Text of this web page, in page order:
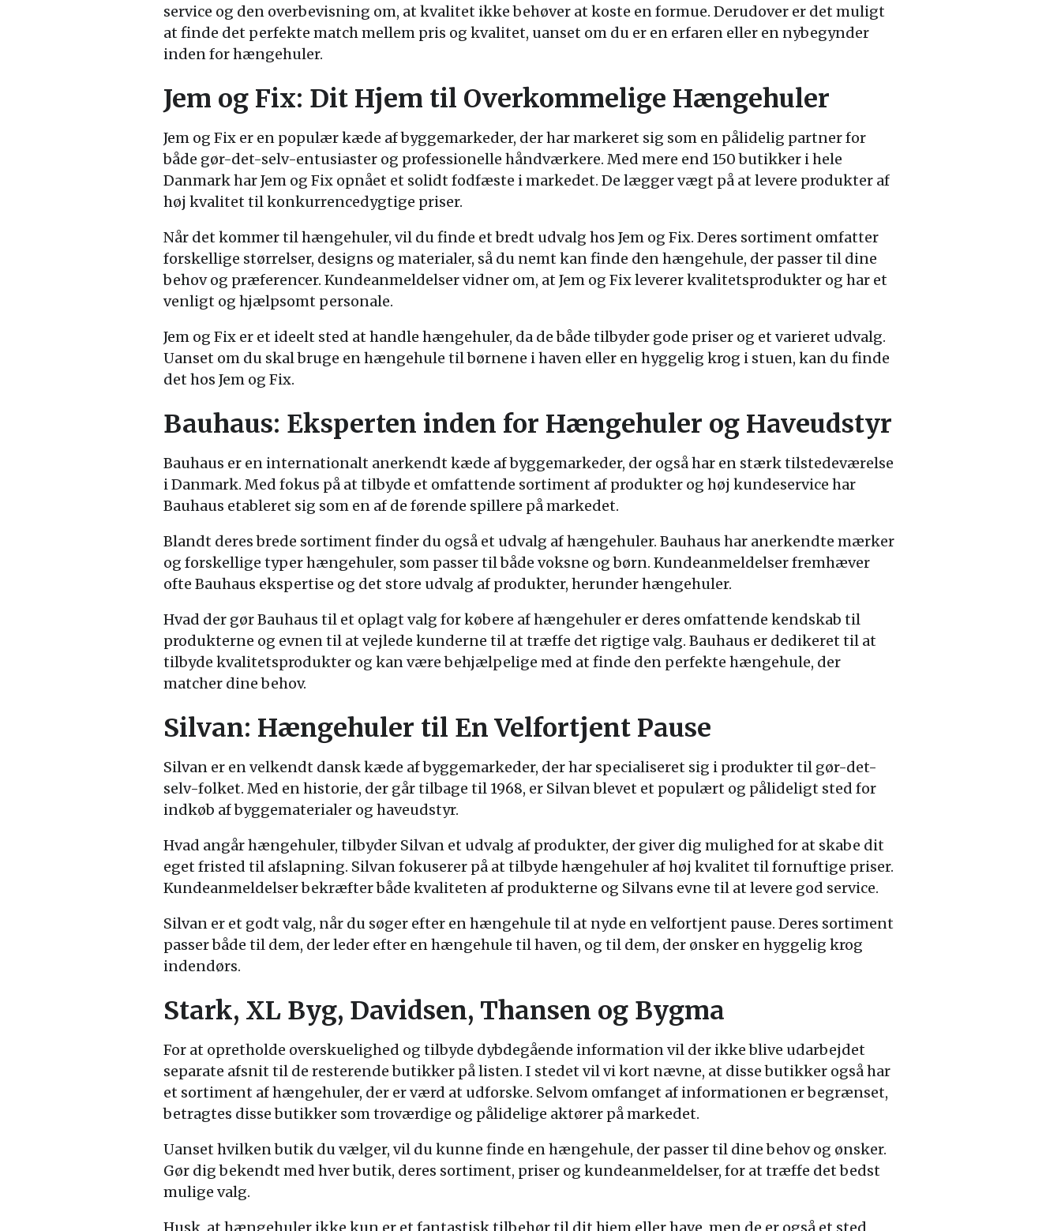
service og den overbevisning om, at kvalitet ikke behøver at koste en formue. Derudover er det muligt
at finde det perfekte match mellem pris og kvalitet, uanset om du er en erfaren eller en nybegynder
inden for hængehuler.
Jem og Fix: Dit Hjem til Overkommelige Hængehuler
Jem og Fix er en populær kæde af byggemarkeder, der har markeret sig som en pålidelig partner for
både gør-det-selv-entusiaster og professionelle håndværkere. Med mere end 150 butikker i hele
Danmark har Jem og Fix opnået et solidt fodfæste i markedet. De lægger vægt på at levere produkter af
høj kvalitet til konkurrencedygtige priser.
Når det kommer til hængehuler, vil du finde et bredt udvalg hos Jem og Fix. Deres sortiment omfatter
forskellige størrelser, designs og materialer, så du nemt kan finde den hængehule, der passer til dine
behov og præferencer. Kundeanmeldelser vidner om, at Jem og Fix leverer kvalitetsprodukter og har et
venligt og hjælpsomt personale.
Jem og Fix er et ideelt sted at handle hængehuler, da de både tilbyder gode priser og et varieret udvalg.
Uanset om du skal bruge en hængehule til børnene i haven eller en hyggelig krog i stuen, kan du finde
det hos Jem og Fix.
Bauhaus: Eksperten inden for Hængehuler og Haveudstyr
Bauhaus er en internationalt anerkendt kæde af byggemarkeder, der også har en stærk tilstedeværelse
i Danmark. Med fokus på at tilbyde et omfattende sortiment af produkter og høj kundeservice har
Bauhaus etableret sig som en af de førende spillere på markedet.
Blandt deres brede sortiment finder du også et udvalg af hængehuler. Bauhaus har anerkendte mærker
og forskellige typer hængehuler, som passer til både voksne og børn. Kundeanmeldelser fremhæver
ofte Bauhaus ekspertise og det store udvalg af produkter, herunder hængehuler.
Hvad der gør Bauhaus til et oplagt valg for købere af hængehuler er deres omfattende kendskab til
produkterne og evnen til at vejlede kunderne til at træffe det rigtige valg. Bauhaus er dedikeret til at
tilbyde kvalitetsprodukter og kan være behjælpelige med at finde den perfekte hængehule, der
matcher dine behov.
Silvan: Hængehuler til En Velfortjent Pause
Silvan er en velkendt dansk kæde af byggemarkeder, der har specialiseret sig i produkter til gør-det-
selv-folket. Med en historie, der går tilbage til 1968, er Silvan blevet et populært og pålideligt sted for
indkøb af byggematerialer og haveudstyr.
Hvad angår hængehuler, tilbyder Silvan et udvalg af produkter, der giver dig mulighed for at skabe dit
eget fristed til afslapning. Silvan fokuserer på at tilbyde hængehuler af høj kvalitet til fornuftige priser.
Kundeanmeldelser bekræfter både kvaliteten af produkterne og Silvans evne til at levere god service.
Silvan er et godt valg, når du søger efter en hængehule til at nyde en velfortjent pause. Deres sortiment
passer både til dem, der leder efter en hængehule til haven, og til dem, der ønsker en hyggelig krog
indendørs.
Stark, XL Byg, Davidsen, Thansen og Bygma
For at opretholde overskuelighed og tilbyde dybdegående information vil der ikke blive udarbejdet
separate afsnit til de resterende butikker på listen. I stedet vil vi kort nævne, at disse butikker også har
et sortiment af hængehuler, der er værd at udforske. Selvom omfanget af informationen er begrænset,
betragtes disse butikker som troværdige og pålidelige aktører på markedet.
Uanset hvilken butik du vælger, vil du kunne finde en hængehule, der passer til dine behov og ønsker.
Gør dig bekendt med hver butik, deres sortiment, priser og kundeanmeldelser, for at træffe det bedst
mulige valg.